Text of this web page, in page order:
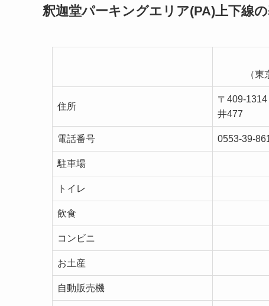
釈迦堂パーキングエリア(PA)上下線
（東
住所
〒409-
井477
電話番号 0553-39-
駐車場
トイレ
飲食
コンビニ
お土産
自動販売機